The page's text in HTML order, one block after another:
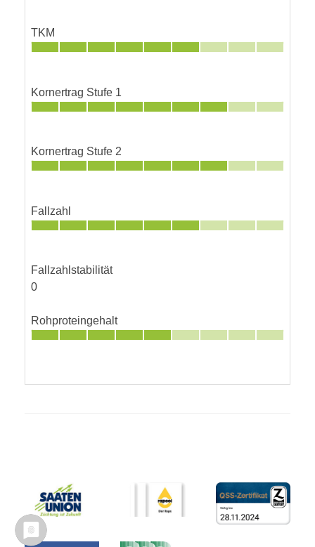
TKM
Kornertrag Stufe 1
Kornertrag Stufe 2
Fallzahl
Fallzahlstabilität
0
Rohproteingehalt